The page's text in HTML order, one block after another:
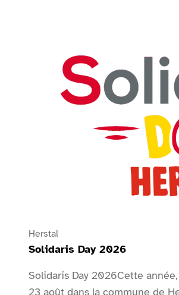
Herstal
Solidaris Day 2026
Solidaris Day 2026Cette
23 août dans la commune de